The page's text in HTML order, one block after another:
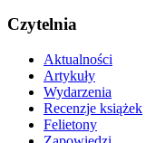
Czytelnia
Aktualności
Artykuły
Wydarzenia
Recenzje książek
Felietony